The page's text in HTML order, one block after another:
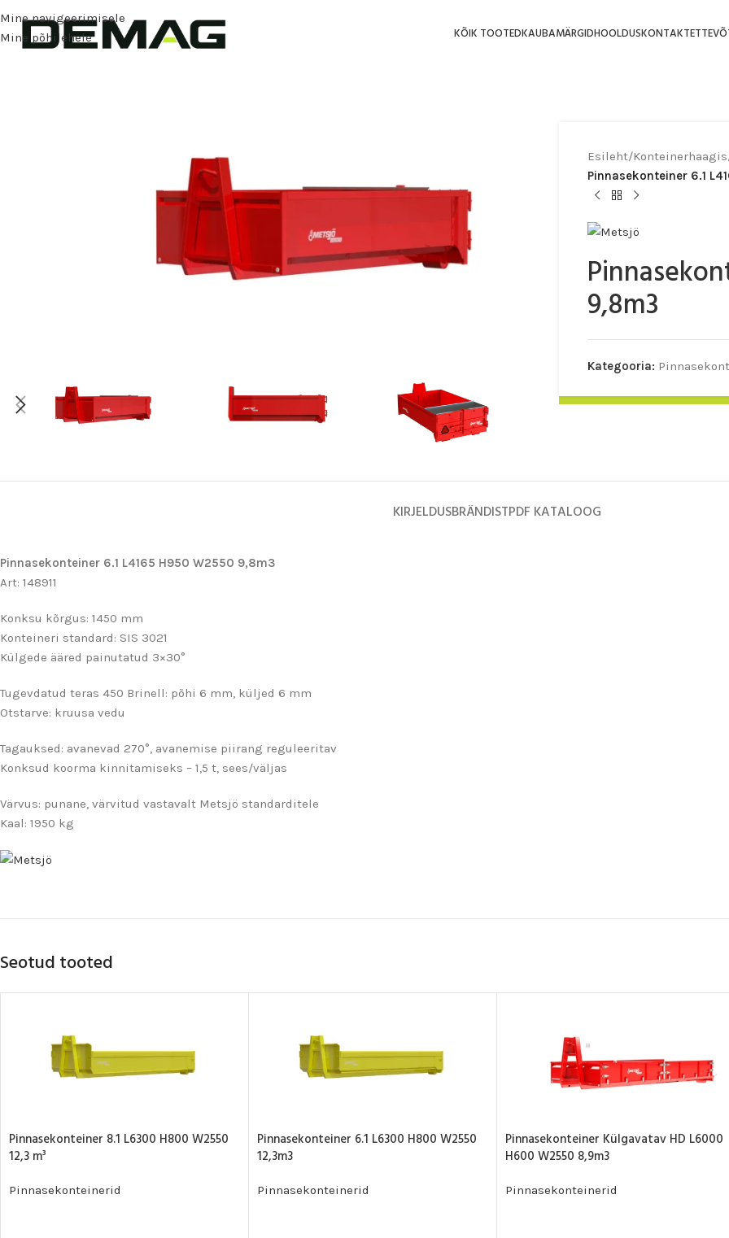
Mine navigeerimisele
Mine põhilehele
KÕIK TOOTEDKAUBAMÄRGIDHOOLDUSKONTAKT
Esileht/Konteinerhaagis
Pinnasekonteiner 6.1
9,8m3
Kategooria:
KIRJELDUSBRÄNDISTPDF KATALOOG
Pinnasekonteiner 6.1 L4165 H950 W2550 9,8m3
Art: 148911
Konksu kõrgus: 1450 mm
Konteineri standard: SIS 3021
Külgede ääred painutatud 3×30°
Tugevdatud teras 450 Brinell: põhi 6 mm, küljed 6 mm
Otstarve: kruusa vedu
Tagauksed: avanevad 270°, avanemise piirang reguleeritav
Konksud koorma kinnitamiseks – 1,5 t, sees/väljas
Värvus: punane, värvitud vastavalt Metsjö standarditele
Kaal: 1950 kg
Seotud tooted
Pinnasekonteiner 8.1 L6300 H800 W2550
12,3 m³
Pinnasekonteinerid
Pinnasekonteiner 6.1 L6300 H800 W2550
12,3m3
Pinnasekonteinerid
Pinnasekonteiner Külgavatav HD L6000
H600 W2550 8,9m3
Pinnasekonteinerid